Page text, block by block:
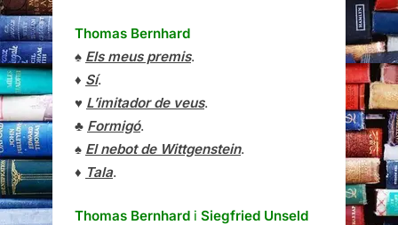
Thomas Bernhard
♠ Els meus premis.
♦ Sí.
♥ L’imitador de veus.
♣ Formigó.
♠ El nebot de Wittgenstein.
♦ Tala.
Thomas Bernhard i Siegfried Unseld